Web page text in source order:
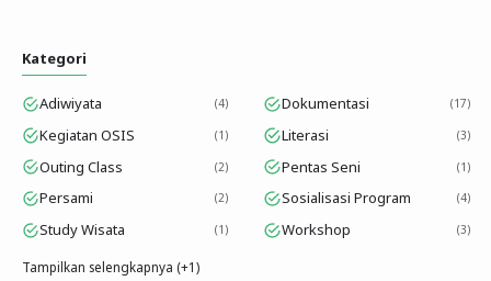
Kategori
Adiwiyata 4 Dokumentasi 17
Kegiatan OSIS 1 Literasi 3
Outing Class 2 Pentas Seni 1
Persami 2 Sosialisasi Program 4
Study Wisata 1 Workshop 3
Tampilkan selengkapnya (+1)